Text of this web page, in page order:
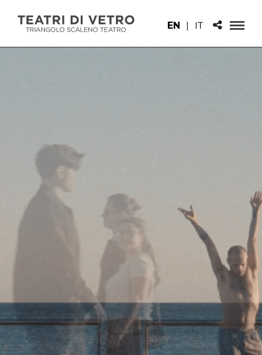
EN | IT